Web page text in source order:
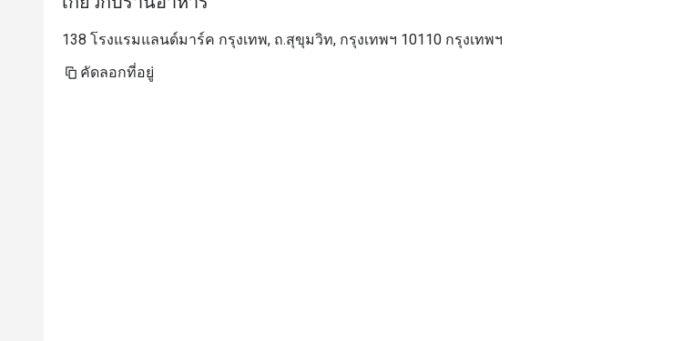
138 โรงแรมแลนด์มาร์ค กรุงเทพ, ถ.สุขุมวิท, กรุงเทพฯ 10110 กรุงเทพฯ
คัดลอกที่อยู่